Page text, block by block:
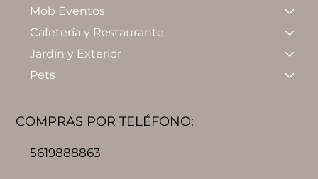
Mob Eventos
Cafetería y Restaurante
Jardín y Exterior
Pets
COMPRAS POR TELÉFONO:
5619888863